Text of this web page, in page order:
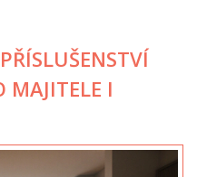
MAJITELE I